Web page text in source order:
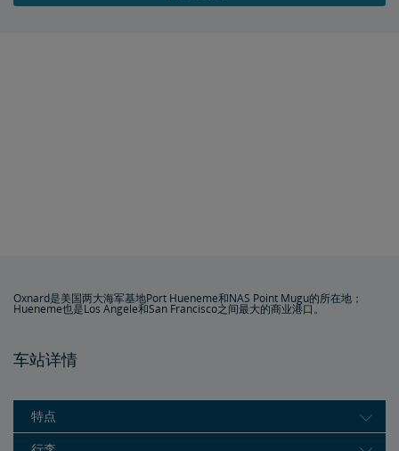
Oxnard是美国两大海军基地Port Hueneme和NAS Point Mugu的所在地；
Hueneme也是Los Angele和San Francisco之间最大的商业港口。
车站详情
特点